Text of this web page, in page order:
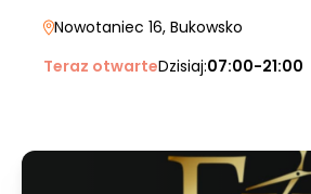
Nowotaniec 16, Bukowsko
Teraz otwarteDzisiaj:07:00-21:00